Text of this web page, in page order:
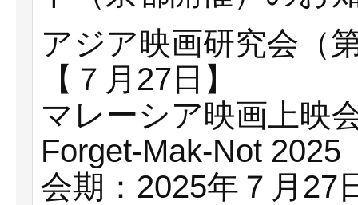
アジア映画研究会（
【７月27日】
マレーシア映画上映
Forget-Mak-Not 2025
会期：2025年７月27